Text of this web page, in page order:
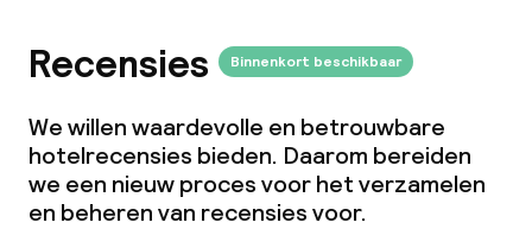
Recensies Binnenkort beschikbaar
We willen waardevolle en betrouwbare
hotelrecensies bieden. Daarom bereiden
we een nieuw proces voor het verzamelen
en beheren van recensies voor.